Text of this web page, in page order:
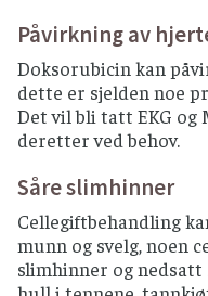
Påvirkning av
Doksorubicin kan
dette er sjelden noe
Det vil bli tatt EKG og
deretter ved behov.
Såre slimhinner
Cellegiftbehandling
munn og svelg, noen
slimhinner og